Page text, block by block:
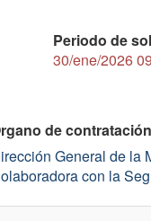
Periodo de
30/ene/2026
de contratación
General de la
con la